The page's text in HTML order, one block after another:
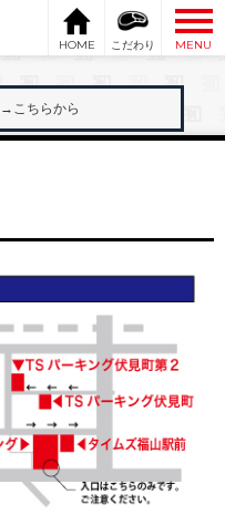
HOME こだわり
MENU
→こちらから